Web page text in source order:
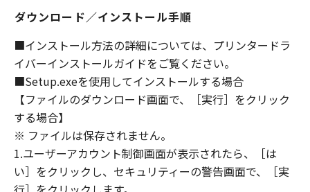
損害の可能性について知らされていた場合でも
同様です。
(3) キヤノン、キヤノンのライセンサー、キヤノ
ンの子会社、キヤノンの関連会社、それらの販
売代理店または販売店のいずれも、「本ソフト
ウェア」、または「本ソフトウェア」の使用に
起因または関連してお客様と第三者との間に生
じたいかなる紛争についても、一切責任を負わ
ないものとします。
８．契約期間
(1) 本契約書は、お客様が、『同意』を示す下
ダウンロード／インストール手順
■インストール方法の詳細については、プリンタードラ
イバーインストールガイドをご覧ください。
■Setup.exeを使用してインストールする場合
【ファイルのダウンロード画面で、［実行］をクリック
する場合】
※ ファイルは保存されません。
1.ユーザーアカウント制御画面が表示されたら、［は
い］をクリックし、セキュリティーの警告画面で、［実